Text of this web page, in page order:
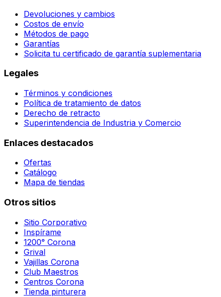
Devoluciones y cambios
Costos de envío
Métodos de pago
Garantías
Solicita tu certificado de garantía suplementaria
Legales
Términos y condiciones
Política de tratamiento de datos
Derecho de retracto
Superintendencia de Industria y Comercio
Enlaces destacados
Ofertas
Catálogo
Mapa de tiendas
Otros sitios
Sitio Corporativo
Inspírame
1200° Corona
Grival
Vajillas Corona
Club Maestros
Centros Corona
Tienda pinturera